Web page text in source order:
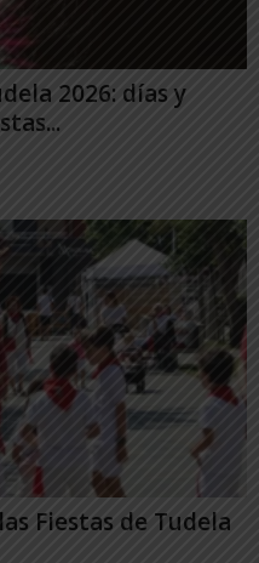
2026: días y
Fiestas de Tudela